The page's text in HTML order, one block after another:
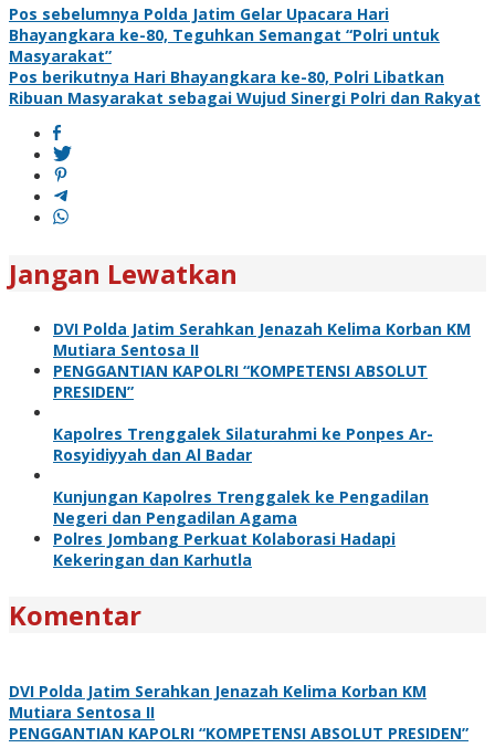
Navigasi
pos
Pos sebelumnya Polda Jatim Gelar Upacara Hari
Bhayangkara ke-80, Teguhkan Semangat “Polri untuk
Masyarakat”
Pos berikutnya Hari Bhayangkara ke-80, Polri Libatkan
Ribuan Masyarakat sebagai Wujud Sinergi Polri dan Rakyat
Jangan Lewatkan
DVI Polda Jatim Serahkan Jenazah Kelima Korban KM
Mutiara Sentosa II
PENGGANTIAN KAPOLRI “KOMPETENSI ABSOLUT
PRESIDEN”
Kapolres Trenggalek Silaturahmi ke Ponpes Ar-
Rosyidiyyah dan Al Badar
Kunjungan Kapolres Trenggalek ke Pengadilan
Negeri dan Pengadilan Agama
Polres Jombang Perkuat Kolaborasi Hadapi
Kekeringan dan Karhutla
Komentar
DVI Polda Jatim Serahkan Jenazah Kelima Korban KM
Mutiara Sentosa II
PENGGANTIAN KAPOLRI “KOMPETENSI ABSOLUT PRESIDEN”